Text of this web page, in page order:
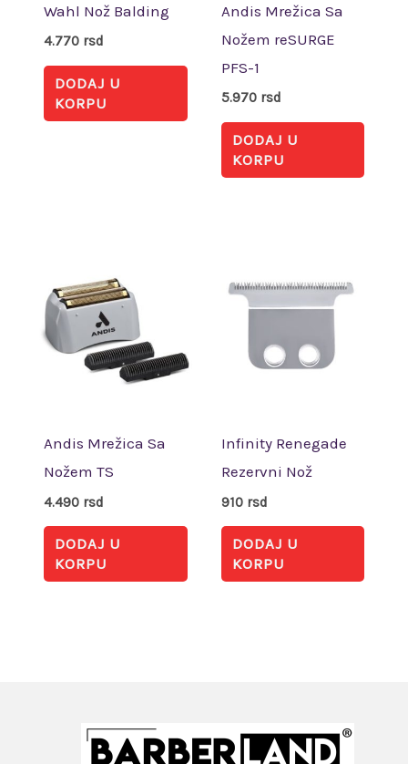
Wahl Nož Balding
4.770 rsd
DODAJ U
KORPU
Andis Mrežica Sa
Nožem reSURGE
PFS-1
5.970 rsd
DODAJ U
KORPU
Andis Mrežica Sa
Nožem TS
4.490 rsd
DODAJ U
KORPU
Infinity Renegade
Rezervni Nož
910 rsd
DODAJ U
KORPU